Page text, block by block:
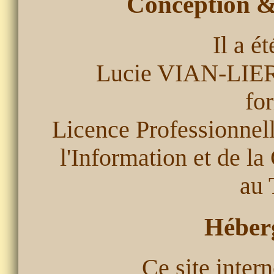
Il a
Lucie VIAN-
Licence
l'Information et de la
au
Ce site